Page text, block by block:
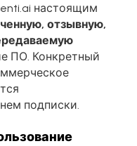
настоящим
отзывную,
ПО. Конкретный
подписки.